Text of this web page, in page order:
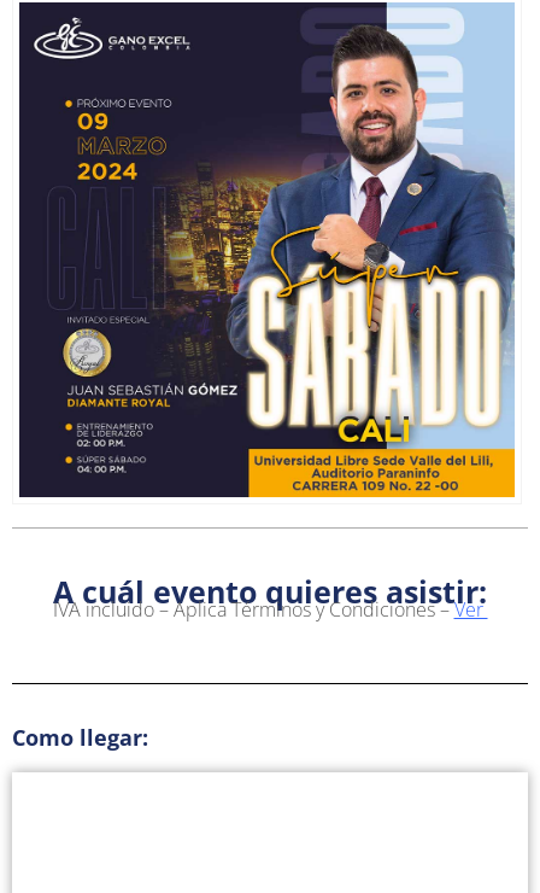
A cuál evento quieres asistir:
IVA incluido – Aplica Términos y Condiciones –Ver
Como llegar: